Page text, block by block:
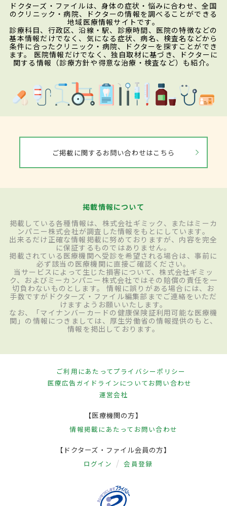
ドクターズ・ファイルは、身体の症状・悩みに合わせ、全国
のクリニック・病院、ドクターの情報を調べることができる
地域医療情報サイトです。
診療科目、行政区、沿線・駅、診療時間、医院の特徴などの
基本情報だけでなく、気になる症状、病名、検査名などから
条件に合ったクリニック・病院、ドクターを探すことができ
ます。 医院情報だけでなく、独自取材に基づき、ドクターに
関する情報（診療方針や得意な治療・検査など）も紹介。
ご掲載に関するお問い合わせはこちら
掲載情報について
掲載している各種情報は、株式会社ギミック、またはミーカ
ンパニー株式会社が調査した情報をもとにしています。
出来るだけ正確な情報掲載に努めておりますが、内容を完全
に保証するものではありません。
掲載されている医療機関へ受診を希望される場合は、事前に
必ず該当の医療機関に直接ご確認ください。
当サービスによって生じた損害について、株式会社ギミッ
ク、およびミーカンパニー株式会社ではその賠償の責任を一
切負わないものとします。 情報に誤りがある場合には、お
手数ですがドクターズ・ファイル編集部までご連絡をいただ
けますようお願いいたします。
なお、「マイナンバーカードの健康保険証利用可能な医療機
関」の情報につきましては、厚生労働省の情報提供のもと、
情報を掲出しております。
ご利用にあたってプライバシーポリシー
医療広告ガイドラインについてお問い合わせ
運営会社
【医療機関の方】
情報掲載にあたって お問い合わせ
【ドクターズ・ファイル会員の方】
ログイン 会員登録